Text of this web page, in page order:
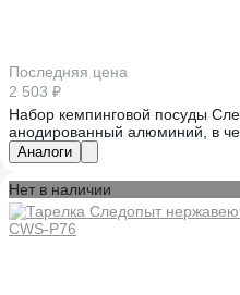
Последняя цена
2 503 ₽
Набор кемпинговой посуды
анодированный алюминий, в
Аналоги
Нет в наличии